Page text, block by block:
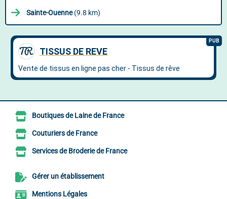
Sainte-Ouenne(9.8 km)
Boutiques de Laine de France
Couturiers de France
Services de Broderie de France
Gérer un établissement
Mentions Légales